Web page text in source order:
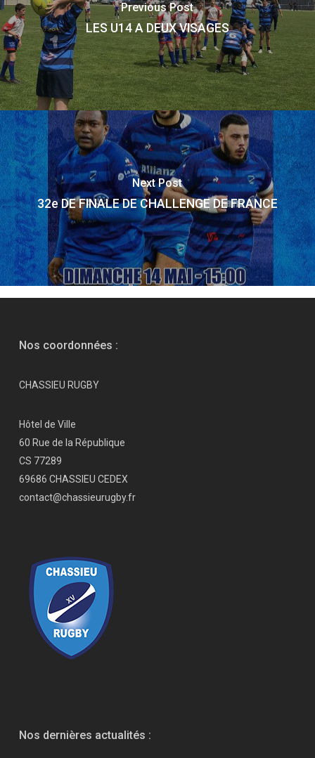
Previous Post
LES U14 A DEUX VISAGES
Next Post
32e DE FINALE DE CHALLENGE DE FRANCE
Nos coordonnées :
CHASSIEU RUGBY
Hôtel de Ville
60 Rue de la République
CS 77289
69686 CHASSIEU CEDEX
contact@chassieurugby.fr
Nos dernières actualités :